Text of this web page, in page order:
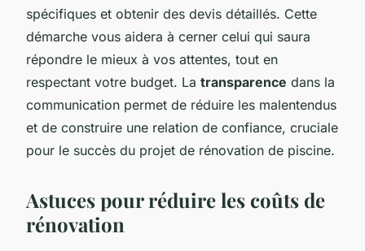
spécifiques et obtenir des devis détaillés. Cette
démarche vous aidera à cerner celui qui saura
répondre le mieux à vos attentes, tout en
respectant votre budget. La transparence dans la
communication permet de réduire les malentendus
et de construire une relation de confiance, cruciale
pour le succès du projet de rénovation de piscine.
Astuces pour réduire les coûts de
rénovation